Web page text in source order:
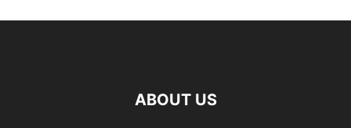
ABOUT US